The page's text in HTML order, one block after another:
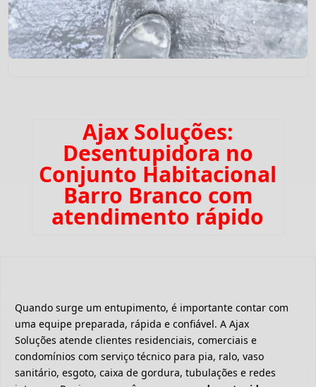
Ajax Soluções:
Desentupidora no
Conjunto Habitacional
Barro Branco com
atendimento rápido
Quando surge um entupimento, é importante contar com
uma equipe preparada, rápida e confiável. A Ajax
Soluções atende clientes residenciais, comerciais e
condomínios com serviço técnico para pia, ralo, vaso
sanitário, esgoto, caixa de gordura, tubulações e redes